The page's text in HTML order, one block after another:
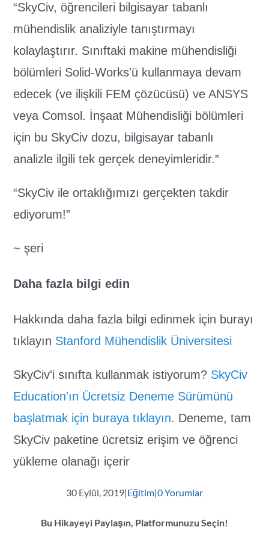
“SkyCiv, öğrencileri bilgisayar tabanlı
mühendislik analiziyle tanıştırmayı
kolaylaştırır. Sınıftaki makine mühendisliği
bölümleri Solid-Works'ü kullanmaya devam
edecek (ve ilişkili FEM çözücüsü) ve ANSYS
veya Comsol. İnşaat Mühendisliği bölümleri
için bu SkyCiv dozu, bilgisayar tabanlı
analizle ilgili tek gerçek deneyimleridir.”
“SkyCiv ile ortaklığımızı gerçekten takdir
ediyorum!”
~ şeri
Daha fazla bilgi edin
Hakkında daha fazla bilgi edinmek için burayı
tıklayın Stanford Mühendislik Üniversitesi
SkyCiv'i sınıfta kullanmak istiyorum? SkyCiv
Education'ın Ücretsiz Deneme Sürümünü
başlatmak için buraya tıklayın. Deneme, tam
SkyCiv paketine ücretsiz erişim ve öğrenci
yükleme olanağı içerir
30 Eylül, 2019|Eğitim|0 Yorumlar
Bu Hikayeyi Paylaşın, Platformunuzu Seçin!